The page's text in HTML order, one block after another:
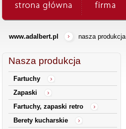
www.adalbert.pl nasza produkcja
Nasza produkcja
Fartuchy
Zapaski
Fartuchy, zapaski retro
Berety kucharskie